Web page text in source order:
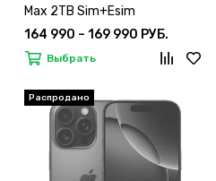
Max 2TB Sim+Esim
164 990 – 169 990 РУБ.
Выбрать